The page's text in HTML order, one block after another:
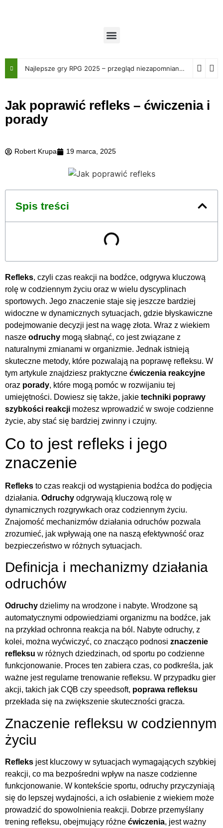
Najlepsze gry RPG 2025 – przegląd niezapomnianych przygód
Jak poprawić refleks – ćwiczenia i
porady
Robert Krupa 19 marca, 2025
Spis treści
Refleks, czyli czas reakcji na bodźce, odgrywa kluczową
rolę w codziennym życiu oraz w wielu dyscyplinach
sportowych. Jego znaczenie staje się jeszcze bardziej
widoczne w dynamicznych sytuacjach, gdzie błyskawiczne
podejmowanie decyzji jest na wagę złota. Wraz z wiekiem
nasze odruchy mogą słabnąć, co jest związane z
naturalnymi zmianami w organizmie. Jednak istnieją
skuteczne metody, które pozwalają na poprawę refleksu. W
tym artykule znajdziesz praktyczne ćwiczenia reakcyjne
oraz porady, które mogą pomóc w rozwijaniu tej
umiejętności. Dowiesz się także, jakie techniki poprawy
szybkości reakcji możesz wprowadzić w swoje codzienne
życie, aby stać się bardziej zwinny i czujny.
Co to jest refleks i jego
znaczenie
Refleks to czas reakcji od wystąpienia bodźca do podjęcia
działania. Odruchy odgrywają kluczową rolę w
dynamicznych rozgrywkach oraz codziennym życiu.
Znajomość mechanizmów działania odruchów pozwala
zrozumieć, jak wpływają one na naszą efektywność oraz
bezpieczeństwo w różnych sytuacjach.
Definicja i mechanizmy działania
odruchów
Odruchy dzielimy na wrodzone i nabyte. Wrodzone są
automatycznymi odpowiedziami organizmu na bodźce, jak
na przykład ochronna reakcja na ból. Nabyte odruchy, z
kolei, można wyćwiczyć, co znacząco podnosi znaczenie
refleksu w różnych dziedzinach, od sportu po codzienne
funkcjonowanie. Proces ten zabiera czas, co podkreśla, jak
ważne jest regularne trenowanie refleksu. W przypadku gier
akcji, takich jak CQB czy speedsoft, poprawa refleksu
przekłada się na zwiększenie skuteczności gracza.
Znaczenie refleksu w codziennym
życiu
Refleks jest kluczowy w sytuacjach wymagających szybkiej
reakcji, co ma bezpośredni wpływ na nasze codzienne
funkcjonowanie. W kontekście sportu, odruchy przyczyniają
się do lepszej wydajności, a ich osłabienie z wiekiem może
prowadzić do spowolnienia reakcji. Dobrze przemyślany
trening refleksu, obejmujący różne ćwiczenia, jest ważny